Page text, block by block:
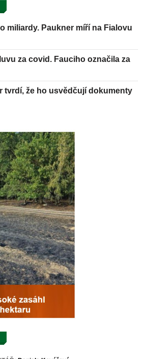
miliardy. Paukner míří na Fialovu
za covid. Fauciho označila za
tvrdí, že ho usvědčují dokumenty